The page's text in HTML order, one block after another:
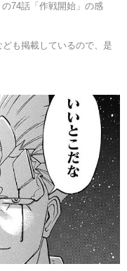
74話「作戦開始」の感
も掲載しているので、是